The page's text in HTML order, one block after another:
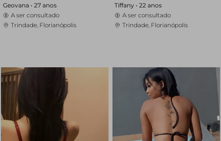
Geovana • 27 anos
A ser consultado
Trindade, Florianópolis
Tiffany • 22 anos
A ser consultado
Trindade, Florianópolis